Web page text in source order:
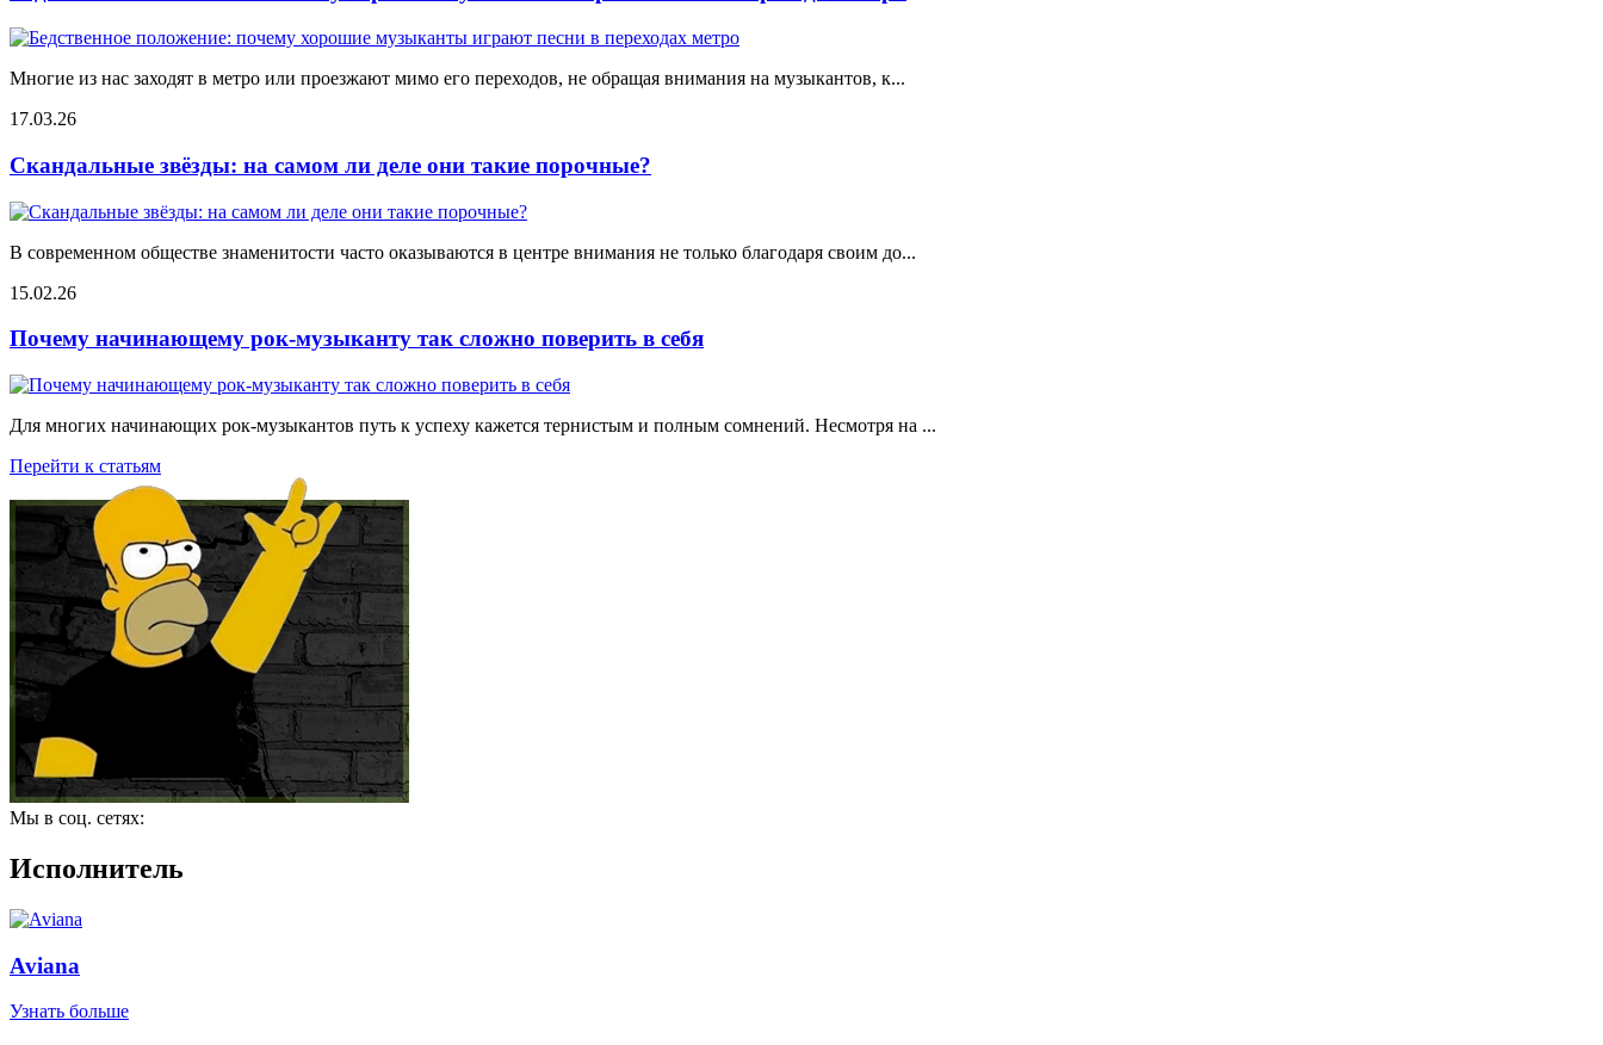
Многие из нас заходят в метро или проезжают мимо его переходов, не обращая внимания на музыкантов, к...
17.03.26
Скандальные звёзды: на самом ли деле они такие порочные?
В современном обществе знаменитости часто оказываются в центре внимания не только благодаря своим до...
15.02.26
Почему начинающему рок-музыканту так сложно поверить в себя
Для многих начинающих рок-музыкантов путь к успеху кажется тернистым и полным сомнений. Несмотря на ...
Перейти к статьям
Мы в соц. сетях:
Исполнитель
Aviana
Узнать больше